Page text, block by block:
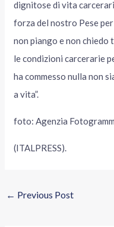
dignitose di vita
forza del nostro Pese
non piango e non chiedo
le condizioni carcerarie
ha commesso nulla non
a vita”.
foto: Agenzia
(ITALPRESS).
← Previous Post